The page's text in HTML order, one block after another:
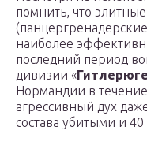
помнить, что
наиболее
последний период
дивизии «
Нормандии в
агрессивный дух
состава убитыми и